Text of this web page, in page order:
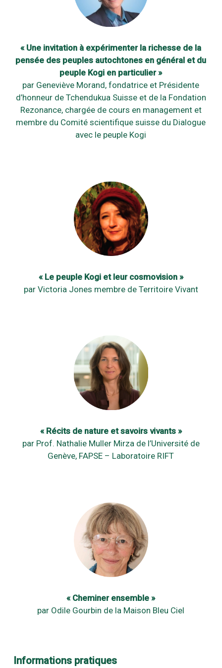
« Une invitation à expérimenter la richesse de la
pensée des peuples autochtones en général et du
peuple Kogi en particulier »
par Geneviève Morand, fondatrice et Présidente
d’honneur de Tchendukua Suisse et de la Fondation
Rezonance, chargée de cours en management et
membre du Comité scientifique suisse du Dialogue
avec le peuple Kogi
« Le peuple Kogi et leur cosmovision »
par Victoria Jones membre de Territoire Vivant
« Récits de nature et savoirs vivants »
par Prof. Nathalie Muller Mirza de l’Université de
Genève, FAPSE – Laboratoire RIFT
« Cheminer ensemble »
par Odile Gourbin de la Maison Bleu Ciel
Informations pratiques